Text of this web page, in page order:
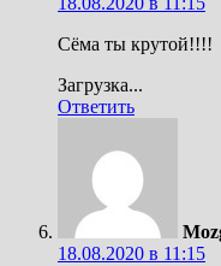
Сёма ты крутой!!!!
Загрузка...
Ответить
18.08.2020 в 11:15